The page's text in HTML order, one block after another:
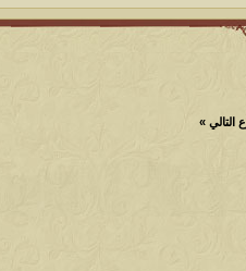
التالي »